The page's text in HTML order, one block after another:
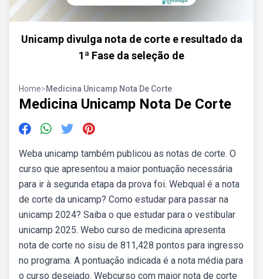
Unicamp divulga nota de corte e resultado da
1ª Fase da seleção de
Home>Medicina Unicamp Nota De Corte
Medicina Unicamp Nota De Corte
Weba unicamp também publicou as notas de corte. O
curso que apresentou a maior pontuação necessária
para ir à segunda etapa da prova foi. Webqual é a nota
de corte da unicamp? Como estudar para passar na
unicamp 2024? Saiba o que estudar para o vestibular
unicamp 2025. Webo curso de medicina apresenta
nota de corte no sisu de 811,428 pontos para ingresso
no programa. A pontuação indicada é a nota média para
o curso desejado. Webcurso com maior nota de corte